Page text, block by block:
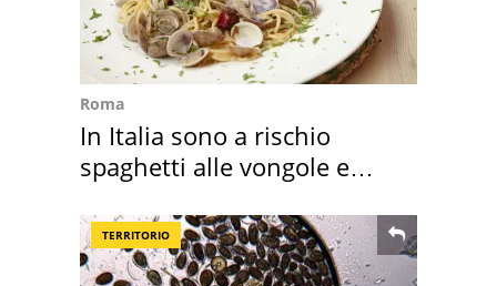
Roma
In Italia sono a rischio
spaghetti alle vongole e
TERRITORIO